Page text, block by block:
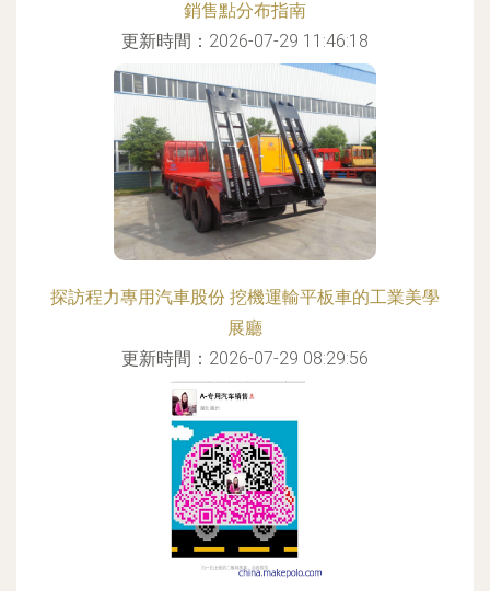
銷售點分布指南
更新時間：2026-07-29 11:46:18
探訪程力專用汽車股份 挖機運輸平板車的工業美學
展廳
更新時間：2026-07-29 08:29:56